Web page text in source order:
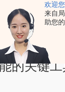
欢迎您
来自
助您
的关键工